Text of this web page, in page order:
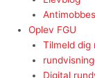
Oplev FGU
Tilmeld dig
Digital